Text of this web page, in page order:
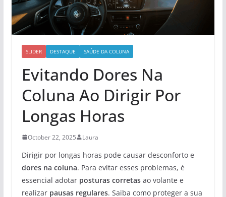
SLIDER DESTAQUE SAÚDE DA COLUNA
Evitando Dores Na
Coluna Ao Dirigir Por
Longas Horas
October 22, 2025 Laura
Dirigir por longas horas pode causar desconforto e
dores na coluna. Para evitar esses problemas, é
essencial adotar posturas corretasao volante e
realizar pausas regulares. Saiba como proteger a sua